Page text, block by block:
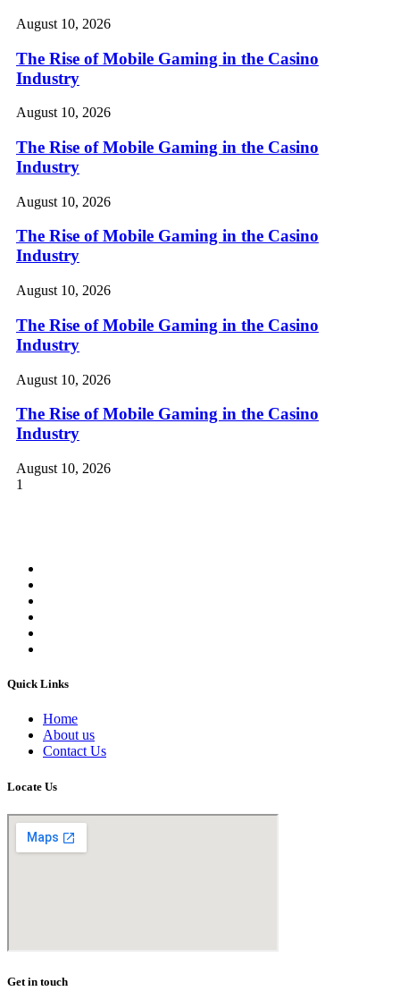
August 10, 2026
The Rise of Mobile Gaming in the Casino
Industry
August 10, 2026
The Rise of Mobile Gaming in the Casino
Industry
August 10, 2026
The Rise of Mobile Gaming in the Casino
Industry
August 10, 2026
The Rise of Mobile Gaming in the Casino
Industry
August 10, 2026
The Rise of Mobile Gaming in the Casino
Industry
August 10, 2026
Quick Links
Home
About us
Contact Us
Locate Us
Get in touch